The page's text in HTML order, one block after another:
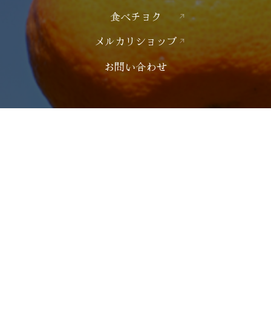
食べチョク
メルカリショップ
お問い合わせ